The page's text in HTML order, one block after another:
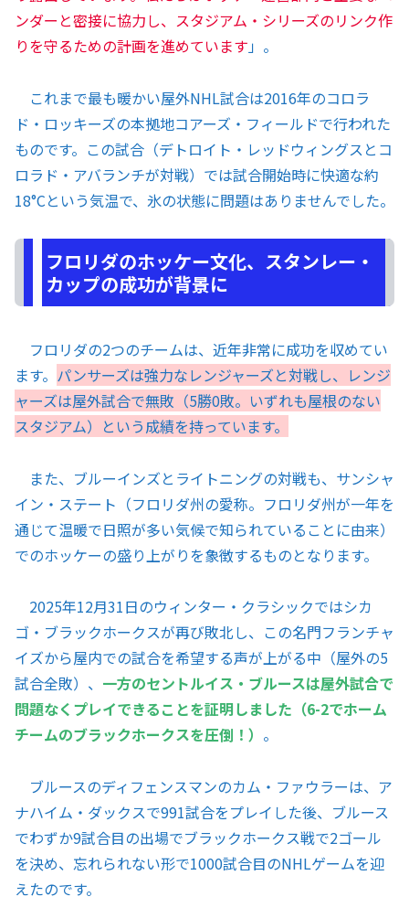
ンダーと密接に協力し、スタジアム・シリーズのリンク作
りを守るための計画を進めています 」。
これまで最も暖かい屋外NHL試合は2016年のコロラ
ド・ロッキーズの本拠地コアーズ・フィールドで行われた
ものです。この試合（デトロイト・レッドウィングスとコ
ロラド・アバランチが対戦）では試合開始時に快適な約
18°Cという気温で、氷の状態に問題はありませんでした。
フロリダのホッケー文化、スタンレー・
カップの成功が背景に
フロリダの2つのチームは、近年非常に成功を収めてい
ます。 パンサーズは強力なレンジャーズと対戦し、レンジ
ャーズは屋外試合で無敗（5勝0敗。いずれも屋根のない
スタジアム）という成績を持っています。
また、ブルーインズとライトニングの対戦も、サンシャ
イン・ステート（フロリダ州の愛称。フロリダ州が一年を
通じて温暖で日照が多い気候で知られていることに由来）
でのホッケーの盛り上がりを象徴するものとなります。
2025年12月31日のウィンター・クラシックではシカ
ゴ・ブラックホークスが再び敗北し、この名門フランチャ
イズから屋内での試合を希望する声が上がる中（屋外の5
試合全敗）、 一方のセントルイス・ブルースは屋外試合で
問題なくプレイできることを証明しました（6-2でホーム
チームのブラックホークスを圧倒！） 。
ブルースのディフェンスマンのカム・ファウラーは、ア
ナハイム・ダックスで991試合をプレイした後、ブルース
でわずか9試合目の出場でブラックホークス戦で2ゴール
を決め、忘れられない形で1000試合目のNHLゲームを迎
えたのです。